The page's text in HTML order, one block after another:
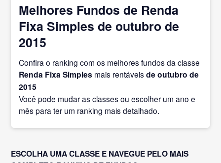
Melhores Fundos de Renda
Fixa Simples de outubro de
2015
Confira o ranking com os melhores fundos da classe
Renda Fixa Simples mais rentáveisde outubro de
2015
Você pode mudar as classes ou escolher um ano e
mês para ter um ranking mais detalhado.
ESCOLHA UMA CLASSE E NAVEGUE PELO MAIS